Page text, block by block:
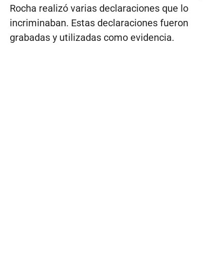
Rocha realizó varias declaraciones que lo
incriminaban. Estas declaraciones fueron
grabadas y utilizadas como evidencia.